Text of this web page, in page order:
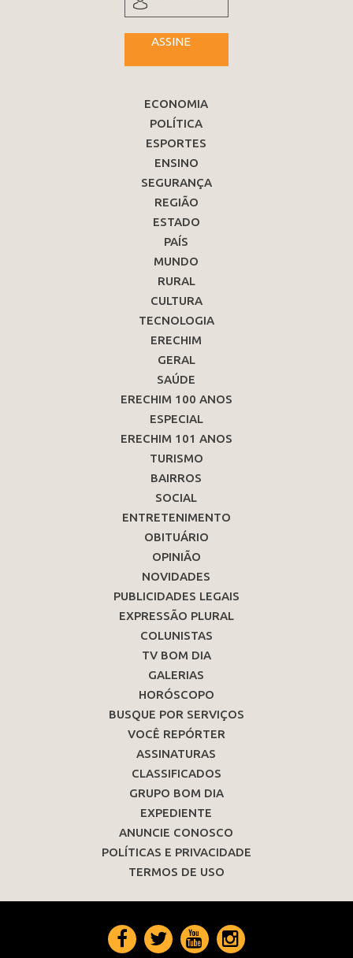
ASSINE
ECONOMIA
POLÍTICA
ESPORTES
ENSINO
SEGURANÇA
REGIÃO
ESTADO
PAÍS
MUNDO
RURAL
CULTURA
TECNOLOGIA
ERECHIM
GERAL
SAÚDE
ERECHIM 100 ANOS
ESPECIAL
ERECHIM 101 ANOS
TURISMO
BAIRROS
SOCIAL
ENTRETENIMENTO
OBITUÁRIO
OPINIÃO
NOVIDADES
PUBLICIDADES LEGAIS
EXPRESSÃO PLURAL
COLUNISTAS
TV BOM DIA
GALERIAS
HORÓSCOPO
BUSQUE POR SERVIÇOS
VOCÊ REPÓRTER
ASSINATURAS
CLASSIFICADOS
GRUPO BOM DIA
EXPEDIENTE
ANUNCIE CONOSCO
POLÍTICAS E PRIVACIDADE
TERMOS DE USO